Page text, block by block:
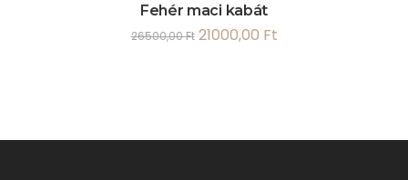
Fehér maci kabát
26500,00Ft 21000,00 Ft